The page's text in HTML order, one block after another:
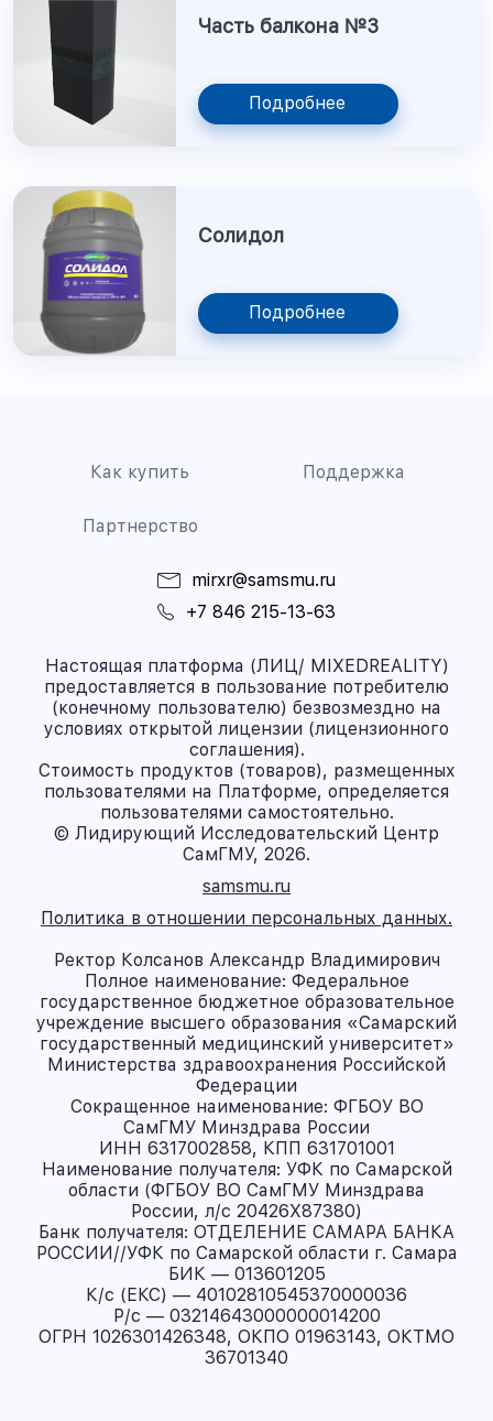
Часть балкона №3
Подробнее
Солидол
Подробнее
Как купить Поддержка
Партнерство
mirxr@samsmu.ru
+7 846 215-13-63
Настоящая платформа (ЛИЦ/ MIXEDREALITY)
предоставляется в пользование потребителю
(конечному пользователю) безвозмездно на
условиях открытой лицензии (лицензионного
соглашения).
Стоимость продуктов (товаров), размещенных
пользователями на Платформе, определяется
пользователями самостоятельно.
© Лидирующий Исследовательский Центр
СамГМУ, 2026.
samsmu.ru
Политика в отношении персональных данных.
Ректор Колсанов Александр Владимирович
Полное наименование: Федеральное
государственное бюджетное образовательное
учреждение высшего образования «Самарский
государственный медицинский университет»
Министерства здравоохранения Российской
Федерации
Сокращенное наименование: ФГБОУ ВО
СамГМУ Минздрава России
ИНН 6317002858, КПП 631701001
Наименование получателя: УФК по Самарской
области (ФГБОУ ВО СамГМУ Минздрава
России, л/с 20426X87380)
Банк получателя: ОТДЕЛЕНИЕ САМАРА БАНКА
РОССИИ//УФК по Самарской области г. Самара
БИК — 013601205
К/с (ЕКС) — 40102810545370000036
Р/с — 03214643000000014200
ОГРН 1026301426348, ОКПО 01963143, ОКТМО
36701340